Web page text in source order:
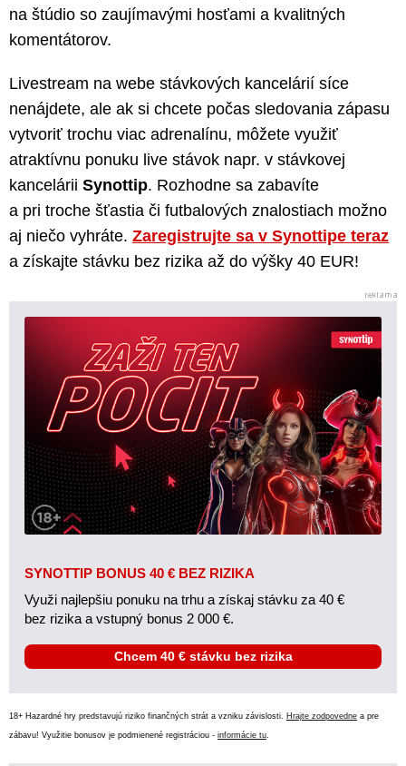
na štúdio so zaujímavými hosťami a kvalitných
komentátorov.
Livestream na webe stávkových kancelárií síce
nenájdete, ale ak si chcete počas sledovania zápasu
vytvoriť trochu viac adrenalínu, môžete využiť
atraktívnu ponuku live stávok napr. v stávkovej
kancelárii Synottip. Rozhodne sa zabavíte
a pri troche šťastia či futbalových znalostiach možno
aj niečo vyhráte. Zaregistrujte sa v Synottipe teraz
a získajte stávku bez rizika až do výšky 40 EUR!
SYNOTTIP BONUS 40 € BEZ RIZIKA
Využi najlepšiu ponuku na trhu a získaj stávku za 40 €
bez rizika a vstupný bonus 2 000 €.
Chcem 40 € stávku bez rizika
18+ Hazardné hry predstavujú riziko finančných strát a vzniku závislosti. Hrajte zodpovedne a pre
zábavu! Využitie bonusov je podmienené registráciou - informácie tu.